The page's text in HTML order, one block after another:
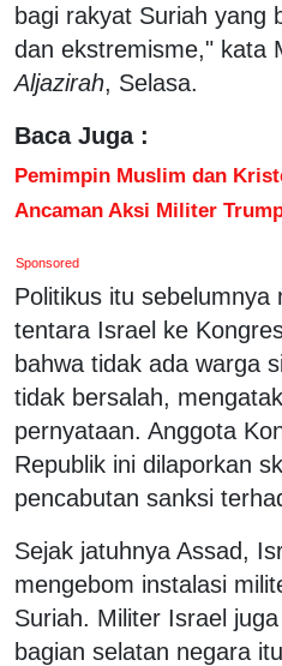
bagi rakyat Suriah yang
dan ekstremisme," kata
Aljazirah, Selasa.
Baca Juga :
Pemimpin Muslim dan
Ancaman Aksi Militer
Sponsored
Politikus itu sebelumnya
tentara Israel ke
bahwa tidak ada warga
tidak bersalah,
pernyataan. Anggota
Republik ini dilaporkan
pencabutan sanksi
Sejak jatuhnya Assad,
mengebom instalasi
Suriah. Militer Israel
bagian selatan negara